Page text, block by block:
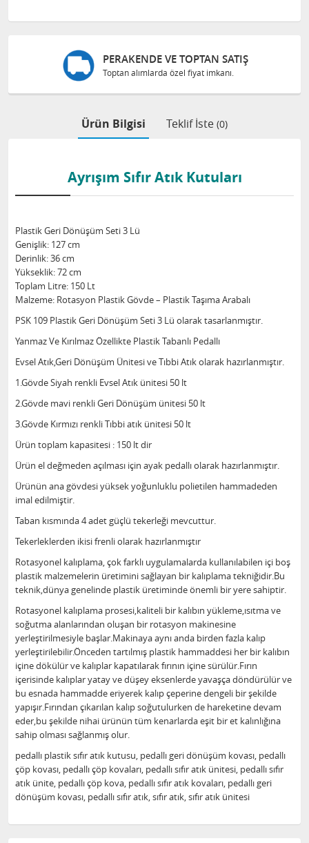
PERAKENDE VE TOPTAN SATIŞ
Toptan alımlarda özel fiyat imkanı.
Ürün Bilgisi Teklif İste (0)
Ayrışım Sıfır Atık Kutuları
Plastik Geri Dönüşüm Seti 3 Lü
Genişlik: 127 cm
Derinlik: 36 cm
Yükseklik: 72 cm
Toplam Litre: 150 Lt
Malzeme: Rotasyon Plastik Gövde – Plastik Taşıma Arabalı
PSK 109 Plastik Geri Dönüşüm Seti 3 Lü olarak tasarlanmıştır.
Yanmaz Ve Kırılmaz Özellikte Plastik Tabanlı Pedallı
Evsel Atık,Geri Dönüşüm Ünitesi ve Tıbbi Atık olarak hazırlanmıştır.
1.Gövde Siyah renkli Evsel Atık ünitesi 50 lt
2.Gövde mavi renkli Geri Dönüşüm ünitesi 50 lt
3.Gövde Kırmızı renkli Tıbbi atık ünitesi 50 lt
Ürün toplam kapasitesi : 150 lt dir
Ürün el değmeden açılması için ayak pedallı olarak hazırlanmıştır.
Ürünün ana gövdesi yüksek yoğunluklu polietilen hammadeden
imal edilmiştir.
Taban kısmında 4 adet güçlü tekerleği mevcuttur.
Tekerleklerden ikisi frenli olarak hazırlanmıştır
Rotasyonel kalıplama, çok farklı uygulamalarda kullanılabilen içi boş
plastik malzemelerin üretimini sağlayan bir kalıplama tekniğidir.Bu
teknik,dünya genelinde plastik üretiminde önemli bir yere sahiptir.
Rotasyonel kalıplama prosesi,kaliteli bir kalıbın yükleme,ısıtma ve
soğutma alanlarından oluşan bir rotasyon makinesine
yerleştirilmesiyle başlar.Makinaya aynı anda birden fazla kalıp
yerleştirilebilir.Önceden tartılmış plastik hammaddesi her bir kalıbın
içine dökülür ve kalıplar kapatılarak fırının içine sürülür.Fırın
içerisinde kalıplar yatay ve düşey eksenlerde yavaşça döndürülür ve
bu esnada hammadde eriyerek kalıp çeperine dengeli bir şekilde
yapışır.Fırından çıkarılan kalıp soğutulurken de hareketine devam
eder,bu şekilde nihai ürünün tüm kenarlarda eşit bir et kalınlığına
sahip olması sağlanmış olur.
pedallı plastik sıfır atık kutusu, pedallı geri dönüşüm kovası, pedallı
çöp kovası, pedallı çöp kovaları, pedallı sıfır atık ünitesi, pedallı sıfır
atık ünite, pedallı çöp kova, pedallı sıfır atık kovaları, pedallı geri
dönüşüm kovası, pedallı sıfır atık, sıfır atık, sıfır atık ünitesi